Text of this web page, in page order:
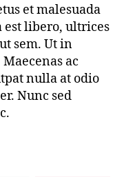
et malesuada
est libero, ultrices
sem. Ut in
ac
nulla at odio
Nunc sed